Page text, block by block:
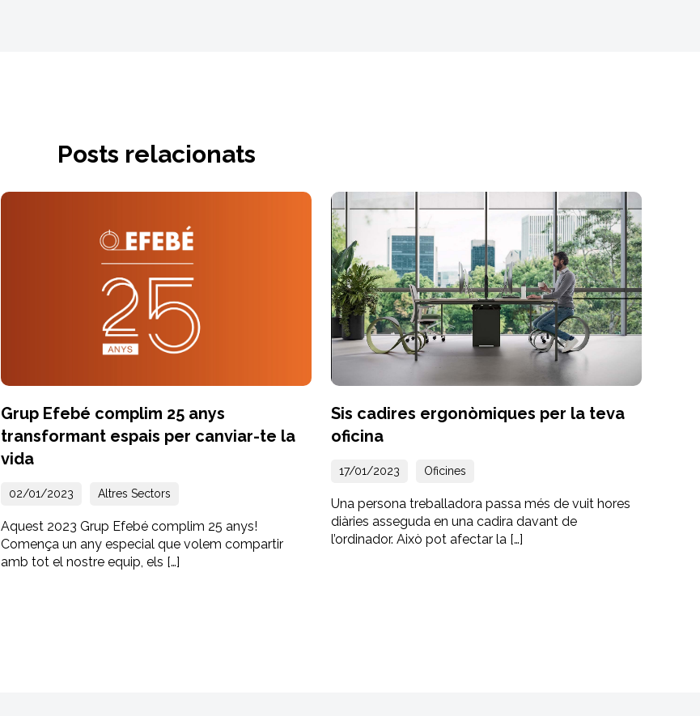
Posts relacionats
Grup Efebé complim 25 anys
transformant espais per canviar-te la
vida
02/01/2023 Altres Sectors
Aquest 2023 Grup Efebé complim 25 anys!
Comença un any especial que volem compartir
amb tot el nostre equip, els […]
Sis cadires ergonòmiques per la teva
oficina
17/01/2023 Oficines
Una persona treballadora passa més de vuit hores
diàries asseguda en una cadira davant de
l’ordinador. Això pot afectar la […]